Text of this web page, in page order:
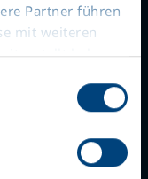
Partner führen
mit weiteren
haben
des
außerhalb
Zugriffen